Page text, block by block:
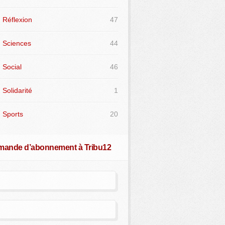
Réflexion 47
Sciences 44
Social 46
Solidarité 1
Sports 20
d’abonnement à Tribu12